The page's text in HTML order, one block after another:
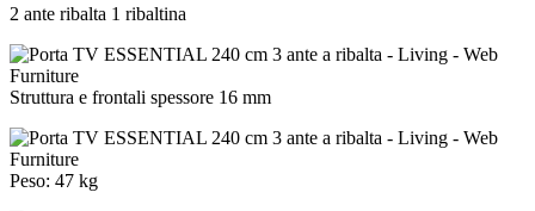
2 ante ribalta 1 ribaltina
Struttura e frontali spessore 16 mm
Peso: 47 kg